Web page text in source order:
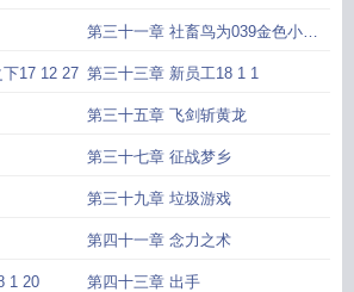
第三十一章 社畜鸟为039金色小扑
街039的盟主加更
17 12 27 第三十三章 新员工18 1 1
第三十五章 飞剑斩黄龙
第三十七章 征战梦乡
第三十九章 垃圾游戏
第四十一章 念力之术
1 20 第四十三章 出手